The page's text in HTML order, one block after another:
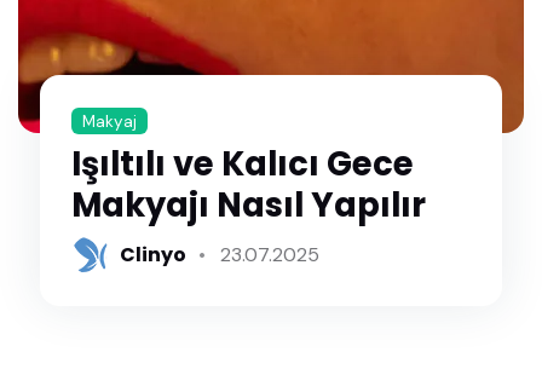
Makyaj
Işıltılı ve Kalıcı Gece
Makyajı Nasıl Yapılır
Clinyo 23.07.2025